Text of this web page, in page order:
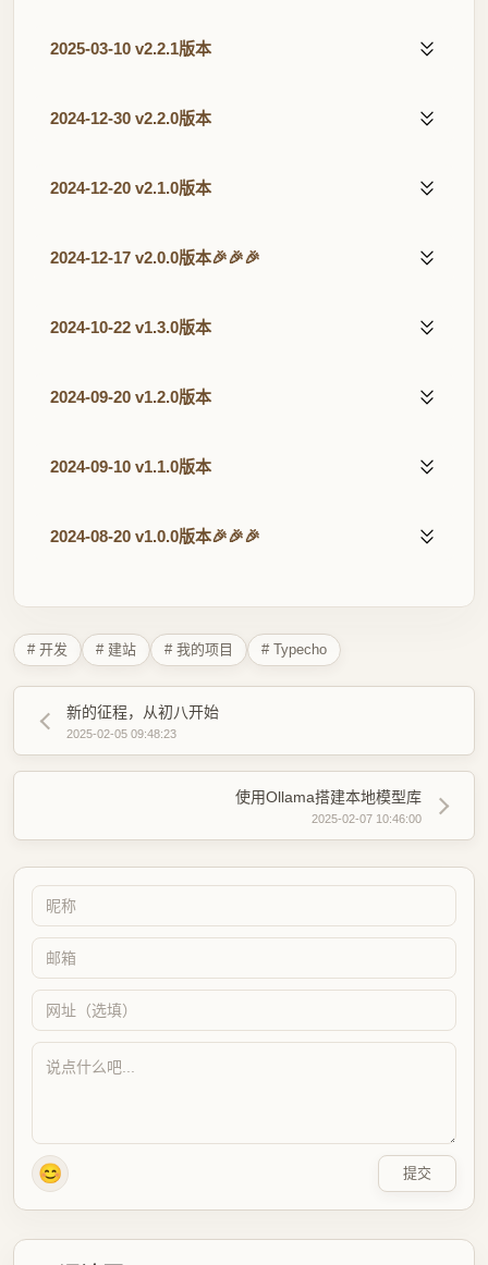
2025-03-10 v2.2.1版本
2024-12-30 v2.2.0版本
2024-12-20 v2.1.0版本
2024-12-17 v2.0.0版本🎉🎉🎉
2024-10-22 v1.3.0版本
2024-09-20 v1.2.0版本
2024-09-10 v1.1.0版本
2024-08-20 v1.0.0版本🎉🎉🎉
# 开发 # 建站 # 我的项目 # Typecho
新的征程，从初八开始
2025-02-05 09:48:23
使用Ollama搭建本地模型库
2025-02-07 10:46:00
😊 提交